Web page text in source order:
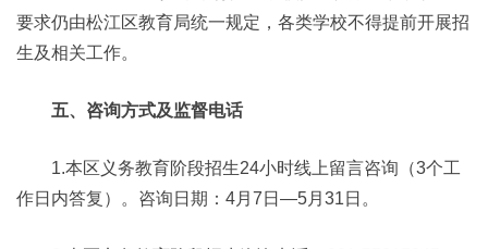
要求仍由松江区教育局统一规定，各类学校不得提前开展招
生及相关工作。
五、咨询方式及监督电话
1.本区义务教育阶段招生24小时线上留言咨询（3个工
作日内答复）。咨询日期：4月7日—5月31日。